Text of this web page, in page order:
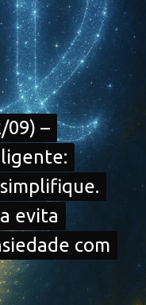
09) –
evita
com
09) –
evita
com